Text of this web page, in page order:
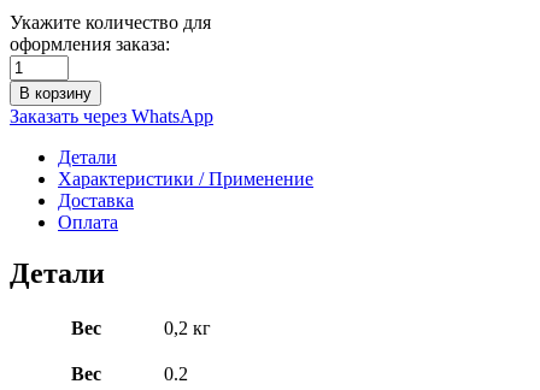
Укажите количество для
оформления заказа:
В корзину
Заказать через WhatsApp
Детали
Характеристики / Применение
Доставка
Оплата
Детали
Вес 0,2 кг
Вес 0.2